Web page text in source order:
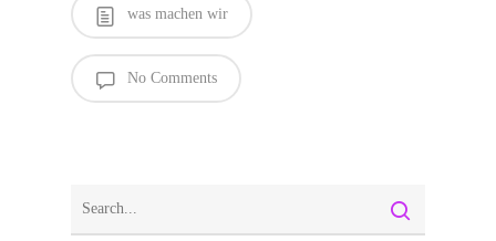
was machen wir
No Comments